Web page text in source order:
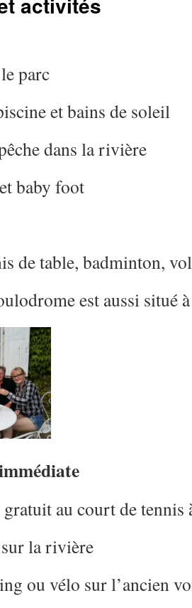
parc
et bains de soleil
dans la rivière
baby foot
de table, badminton,
est aussi situé
gratuit au court de tennis
la rivière
ou vélo sur l’ancien